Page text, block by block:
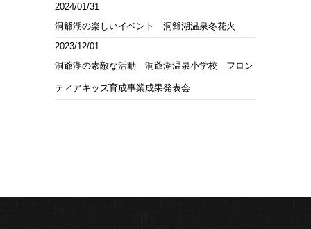
2024/01/31
洞爺湖の楽しいイベント 洞爺湖温泉冬花火
2023/12/01
洞爺湖の素敵な活動 洞爺湖温泉小学校 フロン
ティアキッズ育成事業成果発表会